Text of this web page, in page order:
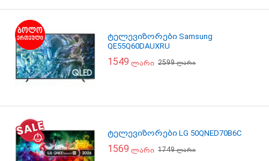
ტელევიზორები Samsung
QE55Q60DAUXRU
1549 ლარი 2599ლარი
ტელევიზორები LG 50QNED70B6C
1569 ლარი 1749ლარი